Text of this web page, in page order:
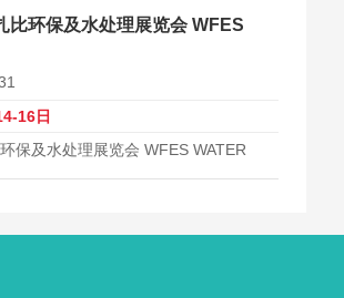
。作为亚洲最具影响力的模具及金属
比环保及水处理展览会 WFES
16日
保及水处理展览会 WFES WATER